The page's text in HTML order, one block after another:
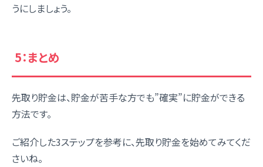
うにしましょう。
5：まとめ
先取り貯金は、貯金が苦手な方でも”確実”に貯金ができる
方法です。
ご紹介した3ステップを参考に、先取り貯金を始めてみてくだ
さいね。